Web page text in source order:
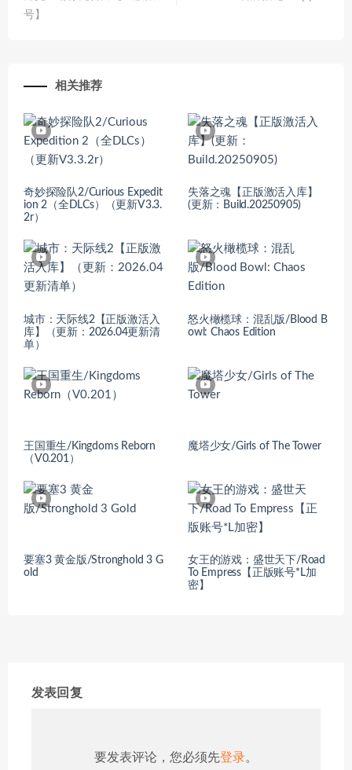
号】
相关推荐
奇妙探险队2/Curious Expedit
ion 2（全DLCs）（更新V3.3.
2r）
失落之魂【正版激活入库】
(更新：Build.20250905)
城市：天际线2【正版激活入
库】（更新：2026.04更新清
单）
怒火橄榄球：混乱版/Blood B
owl: Chaos Edition
王国重生/Kingdoms Reborn
（V0.201）
魔塔少女/Girls of The Tower
要塞3 黄金版/Stronghold 3 G
old
女王的游戏：盛世天下/Road
To Empress【正版账号*L加
密】
发表回复
要发表评论，您必须先登录。